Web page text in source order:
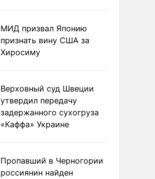
МИД призвал Японию
признать вину США за
Хиросиму
Верховный суд Швеции
утвердил передачу
задержанного сухогруза
«Каффа» Украине
Пропавший в Черногории
россиянин найден